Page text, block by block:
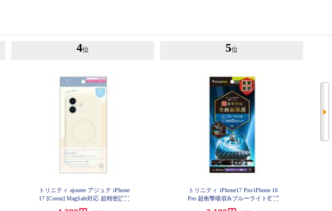
4位
トリニティ ajouter アジュテ iPhone
17 [Coron] MagSafe対応 超精密設計
5位
トリニティ iPhone17 Pro/iPhone 16
Pro 超衝撃吸収&ブルーライト低減